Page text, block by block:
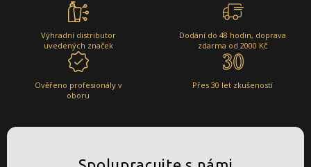
Výhradní distributor
uvedených značek
Dodání do 48 hodin, doprava
zdarma od 2000 Kč
Ověřeno profesionály v
oboru
Přes 30 let zkušeností